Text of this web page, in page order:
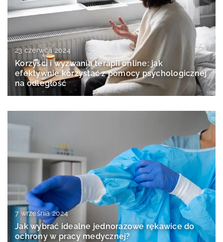
23 czerwca 2024
Korzyści i wyzwania terapii online: jak
efektywnie korzystać z pomocy psychologicznej
na odległość
7 września 2024
Jak wybrać idealne jednorazowe rękawice do
ochrony w pracy medycznej?